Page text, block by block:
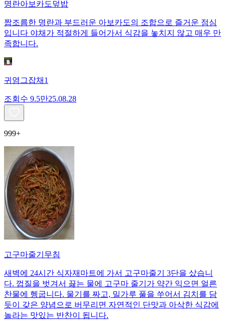
명란아보카도덮밥
짭조름한 명란과 부드러운 아보카도의 조합으로 즐거운 점심
입니다 야채가 적절하게 들어가서 식감을 놓치지 않고 매우 만
족합니다.
귀염그잡채1
조회수 9.5만25.08.28
999+
고구마줄기무침
새벽에 24시간 식자재마트에 가서 고구마줄기 3단을 샀습니
다. 껍질을 벗겨서 끓는 물에 고구마 줄기가 약간 익으면 얼른
찬물에 헹굽니다. 물기를 짜고, 밀가루 풀을 쑤어서 김치를 담
듯이 갖은 양념으로 버무리면 자연적인 단맛과 아삭한 식감에
놀라는 맛있는 반찬이 됩니다.